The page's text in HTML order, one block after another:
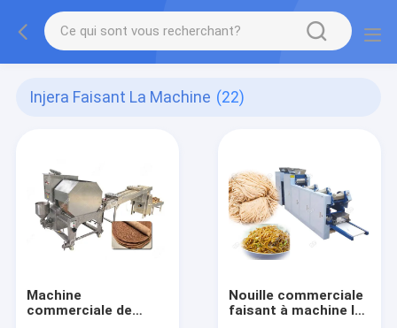
Injera Faisant La Machine (22)
Machine
commerciale de
Nouille commerciale
faisant à machine les